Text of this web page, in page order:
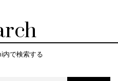
内で検索する